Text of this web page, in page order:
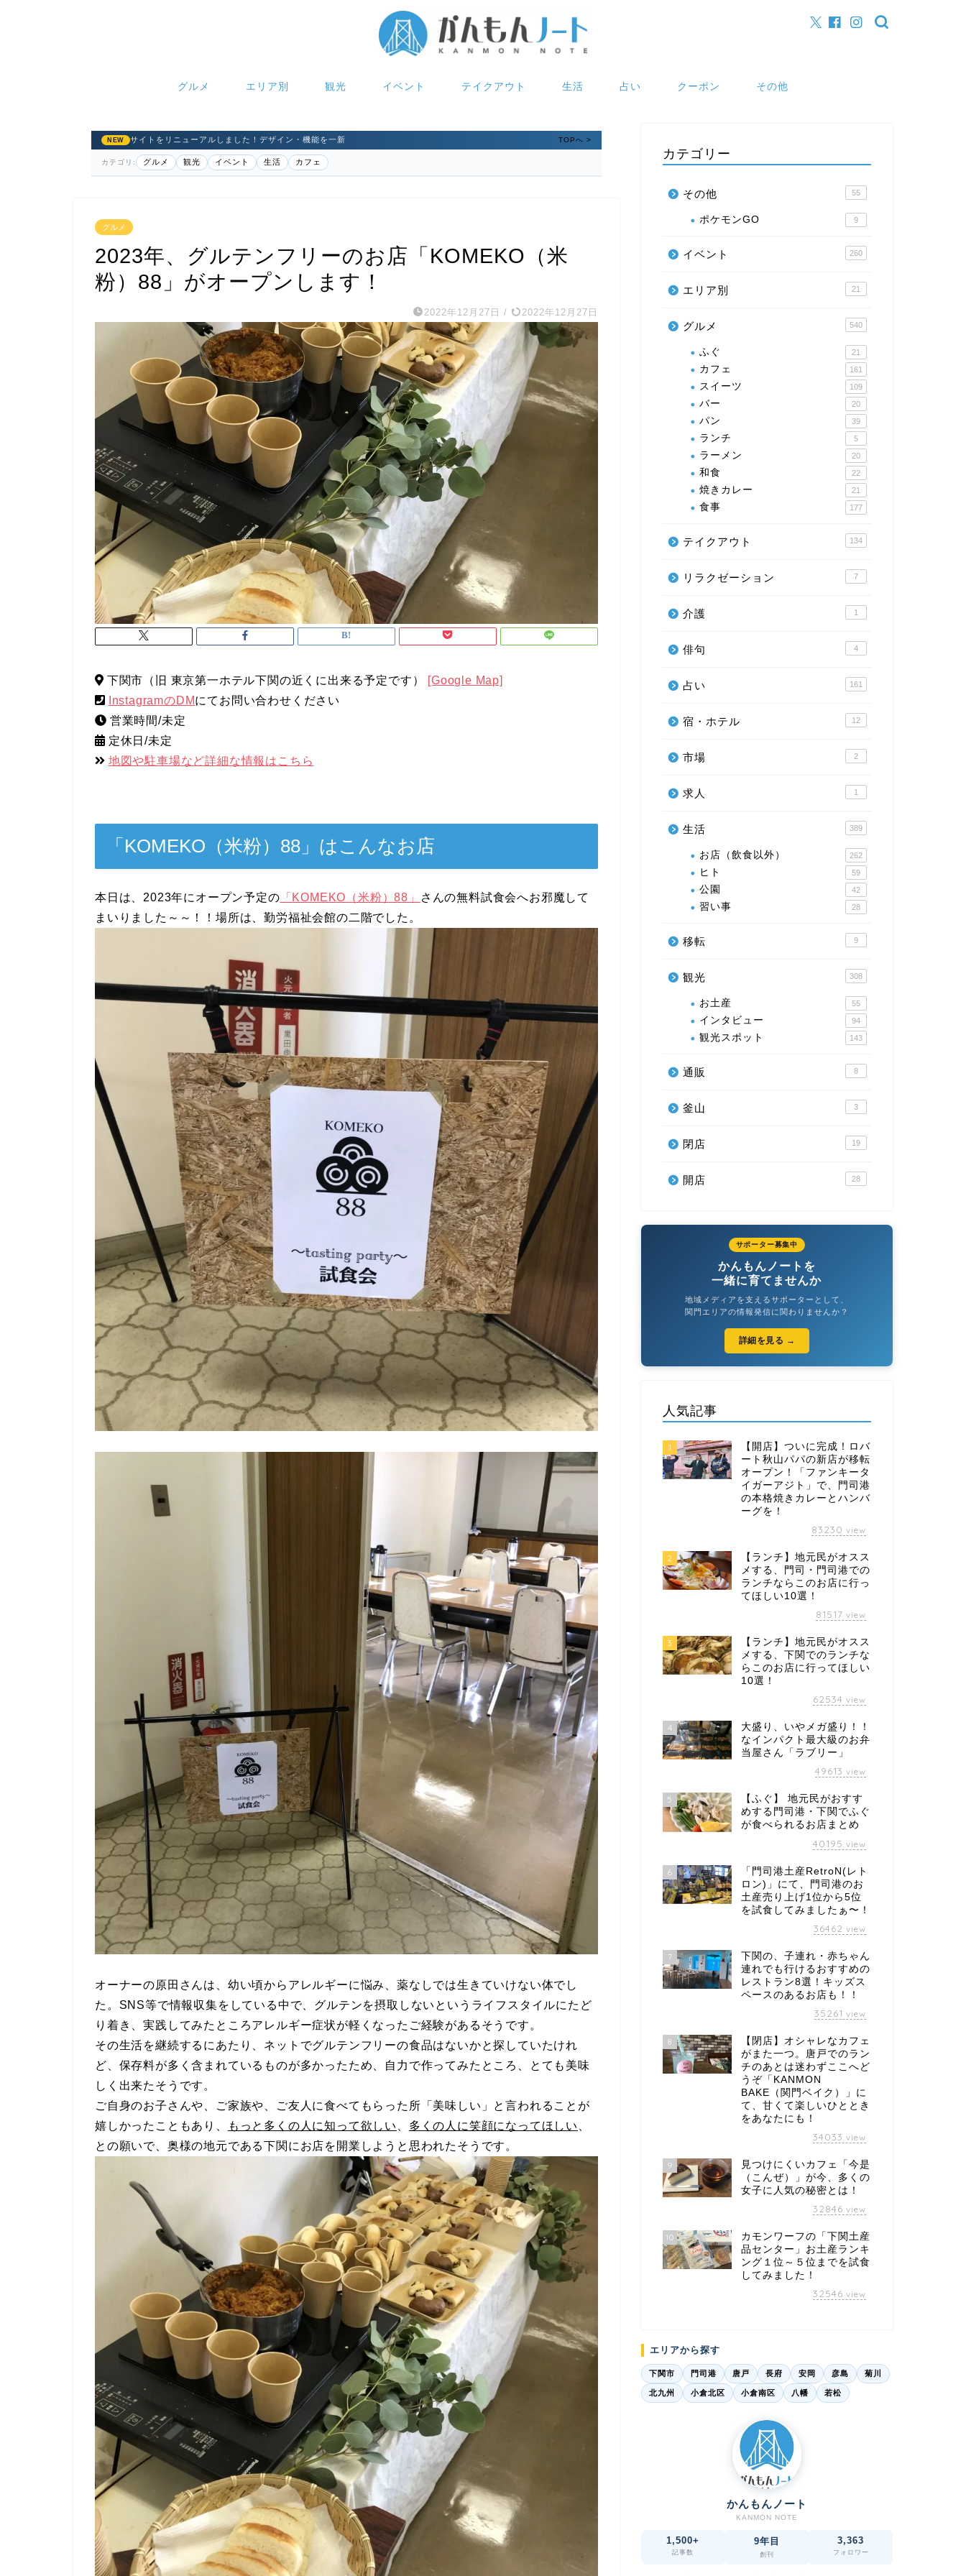
グルメ エリア別 観光 イベント テイクアウト 生活 占い クーポン その他
NEW サイトをリニューアルしました！デザイン・機能を一新 TOPへ >
カテゴリ: グルメ 観光 イベント 生活 カフェ
グルメ
2023年、グルテンフリーのお店「KOMEKO（米
粉）88」がオープンします！
2022年12月27日 / 2022年12月27日
下関市（旧 東京第一ホテル下関の近くに出来る予定です）
[Google Map]
InstagramのDMにてお問い合わせください
営業時間/未定
定休日/未定
地図や駐車場など詳細な情報はこちら
「KOMEKO（米粉）88」はこんなお店
本日は、2023年にオープン予定の 「KOMEKO（米粉）88」
さんの無料試食会へお邪魔して
まいりました～～！！場所は、勤労福祉会館の二階でした。
オーナーの原田さんは、幼い頃からアレルギーに悩み、薬なしでは生きていけない体でし
た。SNS等で情報収集をしている中で、グルテンを摂取しないというライフスタイルにたど
り着き、実践してみたところアレルギー症状が軽くなったご経験があるそうです。
その生活を継続するにあたり、ネットでグルテンフリーの食品はないかと探していたけれ
ど、保存料が多く含まれているものが多かったため、自力で作ってみたところ、とても美味
しく出来たそうです。
ご自身のお子さんや、ご家族や、ご友人に食べてもらった所「美味しい」と言われることが
嬉しかったこともあり、
もっと多くの人に知って欲しい 多くの人に笑顔になってほしい
との願いで、奥様の地元である下関にお店を開業しようと思われたそうです。
カテゴリー
その他 55
ポケモンGO 9
イベント 260
エリア別 21
グルメ 540
ふぐ 21
カフェ 161
スイーツ 109
バー 20
パン 39
ランチ 5
ラーメン 20
和食 22
焼きカレー 21
食事 177
テイクアウト 134
リラクゼーション 7
介護 1
俳句 4
占い 161
宿・ホテル 12
市場 2
求人 1
生活 389
お店（飲食以外） 262
ヒト 59
公園 42
習い事 28
移転 9
観光 308
お土産 55
インタビュー 94
観光スポット 143
通販 8
釜山 3
閉店 19
開店 28
サポーター募集中
かんもんノートを
一緒に育てませんか
地域メディアを支えるサポーターとして、
関門エリアの情報発信に関わりませんか？
詳細を見る →
人気記事
1
【開店】ついに完成！ロバ
ート秋山パパの新店が移転
オープン！「ファンキータ
イガーアジト」で、門司港
の本格焼きカレーとハンバ
ーグを！
83230 view
2
【ランチ】地元民がオスス
メする、門司・門司港での
ランチならこのお店に行っ
てほしい10選！
81517 view
3
【ランチ】地元民がオスス
メする、下関でのランチな
らこのお店に行ってほしい
10選！
62534 view
4
大盛り、いやメガ盛り！！
なインパクト最大級のお弁
当屋さん「ラブリー」
49613 view
5
【ふぐ】 地元民がおすす
めする門司港・下関でふぐ
が食べられるお店まとめ
40195 view
6
「門司港土産RetroN(レト
ロン)」にて、門司港のお
土産売り上げ1位から5位
を試食してみましたぁ〜！
36462 view
7
下関の、子連れ・赤ちゃん
連れでも行けるおすすめの
レストラン8選！キッズス
ペースのあるお店も！！
35261 view
8
【閉店】オシャレなカフェ
がまた一つ。唐戸でのラン
チのあとは迷わずここへど
うぞ「KANMON
BAKE（関門ベイク）」に
て、甘くて楽しいひととき
をあなたにも！
34033 view
9
見つけにくいカフェ「今是
（こんぜ）」が今、多くの
女子に人気の秘密とは！
32846 view
10
カモンワーフの「下関土産
品センター」お土産ランキ
ング１位～５位までを試食
してみました！
32546 view
エリアから探す
下関市 門司港 唐戸 長府 安岡 彦島 菊川
北九州 小倉北区 小倉南区 八幡 若松
かんもんノート
KANMON NOTE
1,500+
記事数
9年目
創刊
3,363
フォロワー